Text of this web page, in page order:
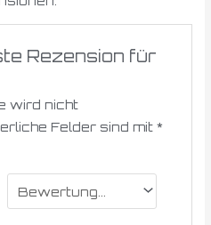
Rezension für
wird nicht
Felder sind mit *